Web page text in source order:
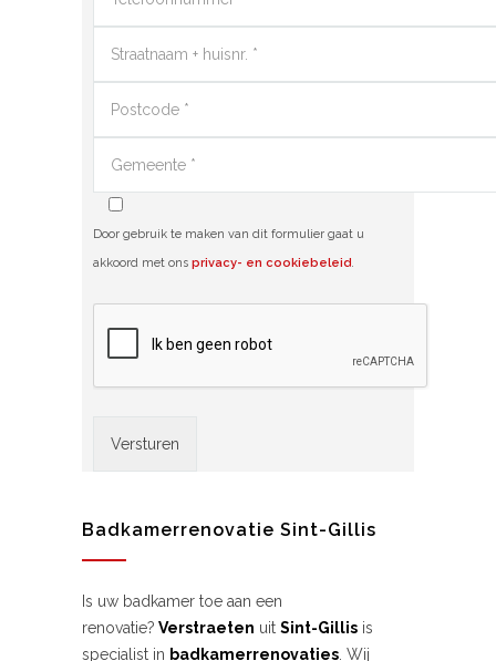
Door gebruik te maken van dit formulier gaat u
akkoord met ons privacy- en cookiebeleid.
Badkamerrenovatie Sint-Gillis
Is uw badkamer toe aan een
renovatie? Verstraeten uit Sint-Gillis is
specialist in badkamerrenovaties . Wij